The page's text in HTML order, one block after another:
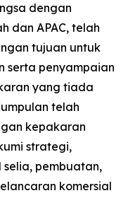
dengan
dan APAC, telah
tujuan untuk
serta penyampaian
yang tiada
telah
kepakaran
strategi,
pembuatan,
komersial